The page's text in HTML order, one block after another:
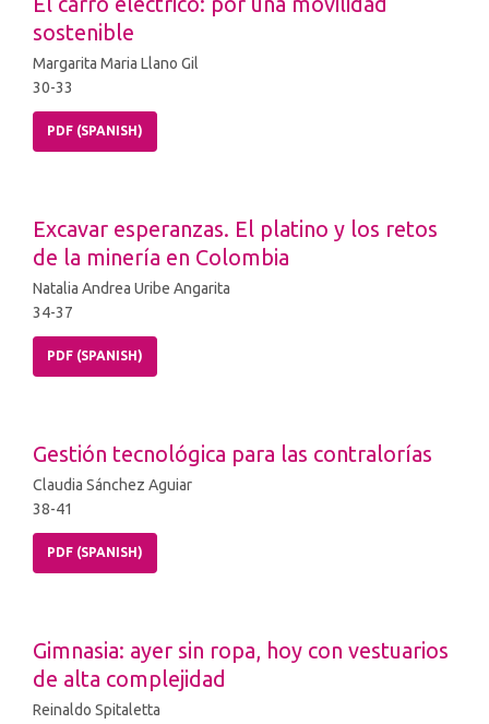
sostenible
Margarita Maria Llano Gil
30-33
PDF (SPANISH)
Excavar esperanzas. El platino y los retos
de la minería en Colombia
Natalia Andrea Uribe Angarita
34-37
PDF (SPANISH)
Gestión tecnológica para las contralorías
Claudia Sánchez Aguiar
38-41
PDF (SPANISH)
Gimnasia: ayer sin ropa, hoy con vestuarios
de alta complejidad
Reinaldo Spitaletta